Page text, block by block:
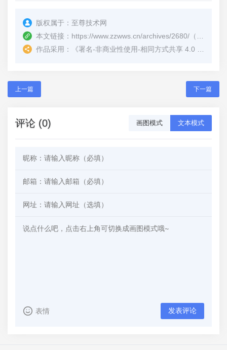
版权属于： 至尊技术网
本文链接： https://www.zzwws.cn/archives/2680/ （转载时请注明本文出处及文章链接）
作品采用：
《署名-非商业性使用-相同方式共享 4.0 国际 (CC BY-NC-SA 4.0)
上一篇 下一篇
评论 (0) 画图模式 文本模式
表情 发表评论